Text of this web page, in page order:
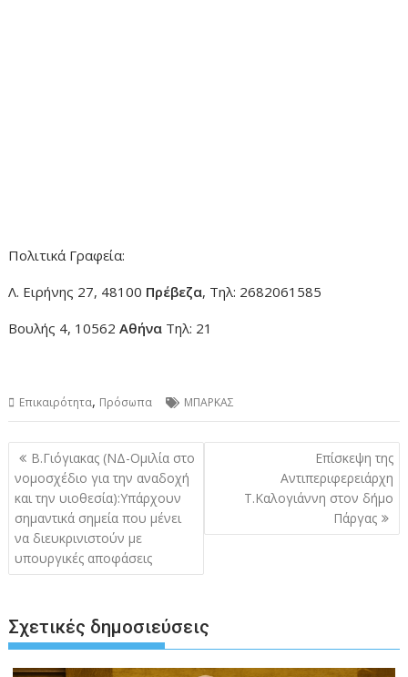
Πολιτικά Γραφεία:
Λ. Ειρήνης 27, 48100 Πρέβεζα, Τηλ: 2682061585
Βουλής 4, 10562Αθήνα Τηλ: 21
Επικαιρότητα, Πρόσωπα ΜΠΑΡΚΑΣ
Πλοήγηση
άρθρων
Β.Γιόγιακας (ΝΔ-Ομιλία στο
νομοσχέδιο για την αναδοχή
και την υιοθεσία):Υπάρχουν
σημαντικά σημεία που μένει
να διευκρινιστούν με
υπουργικές αποφάσεις
Επίσκεψη της
Αντιπεριφερειάρχη
Τ.Καλογιάννη στον δήμο
Πάργας
Σχετικές δημοσιεύσεις